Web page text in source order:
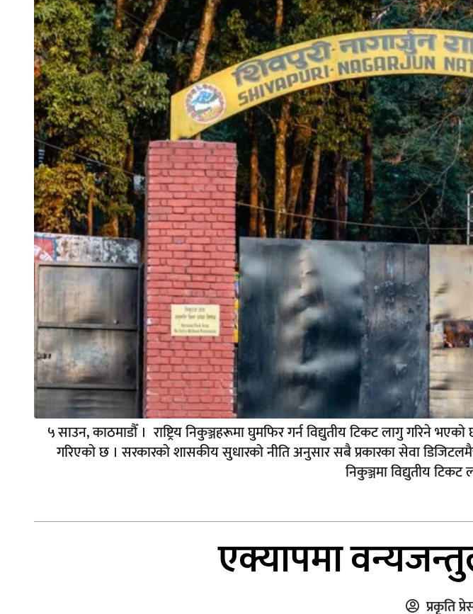
५ साउन, काठमाडौँ । राष्ट्रिय निकुञ्जहरूमा घुमफिर गर्न विद्युतीय टिकट लागु गरिने
गरिएको छ । सरकारको शासकीय सुधारको नीति अनुसार सबै प्रकारका सेवा
निकुञ्जमा विद्युतीय
एक्यापमा
प्रकृति